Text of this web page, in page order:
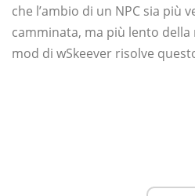
che l’ambio di un NPC sia più
camminata, ma più lento della
mod di wSkeever risolve